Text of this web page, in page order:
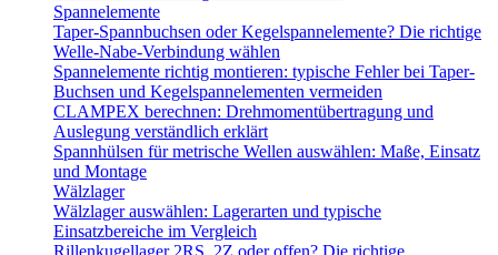
Spannelemente
Taper-Spannbuchsen oder Kegelspannelemente? Die richtige
Welle-Nabe-Verbindung wählen
Spannelemente richtig montieren: typische Fehler bei Taper-
Buchsen und Kegelspannelementen vermeiden
CLAMPEX berechnen: Drehmomentübertragung und
Auslegung verständlich erklärt
Spannhülsen für metrische Wellen auswählen: Maße, Einsatz
und Montage
Wälzlager
Wälzlager auswählen: Lagerarten und typische
Einsatzbereiche im Vergleich
Rillenkugellager 2RS, 2Z oder offen? Die richtige